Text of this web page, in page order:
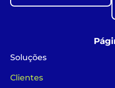
Soluções
Clientes